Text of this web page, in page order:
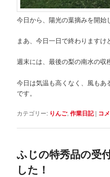
今日から、陽光の葉摘みを開始
まあ、今日一日で終わりますけ
週末には、最後の梨の南水の収
今日は気温も高くなく、風も
です。
カテゴリー: りんご,作業日記 | コ
ふじの特秀品の受
した！